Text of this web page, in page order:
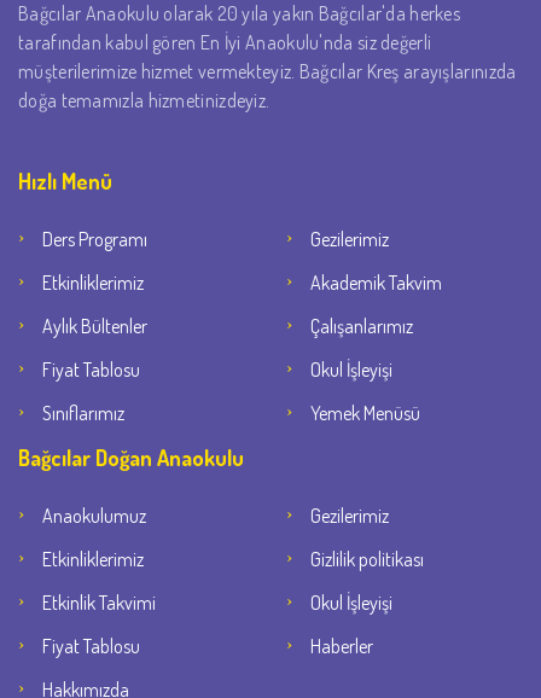
Bağcılar Anaokulu olarak 20 yıla yakın Bağcılar'da herkes
tarafından kabul gören En İyi Anaokulu'nda siz değerli
müşterilerimize hizmet vermekteyiz. Bağcılar Kreş arayışlarınızda
doğa temamızla hizmetinizdeyiz.
Hızlı Menü
Ders Programı
Gezilerimiz
Etkinliklerimiz
Akademik Takvim
Aylık Bültenler
Çalışanlarımız
Fiyat Tablosu
Okul İşleyişi
Sınıflarımız
Yemek Menüsü
Bağcılar Doğan Anaokulu
Anaokulumuz
Gezilerimiz
Etkinliklerimiz
Gizlilik politikası
Etkinlik Takvimi
Okul İşleyişi
Fiyat Tablosu
Haberler
Hakkımızda